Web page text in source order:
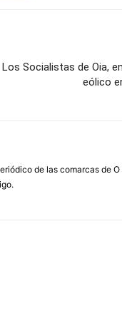
Los Socialistas de Oia,
eólico
de las comarcas de